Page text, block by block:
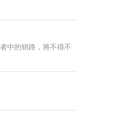
中的销路，将不得不